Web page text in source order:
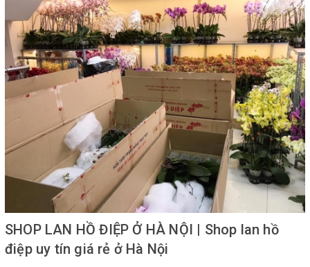
SHOP LAN HỒ ĐIỆP Ở HÀ NỘI | Shop lan hồ
điệp uy tín giá rẻ ở Hà Nội